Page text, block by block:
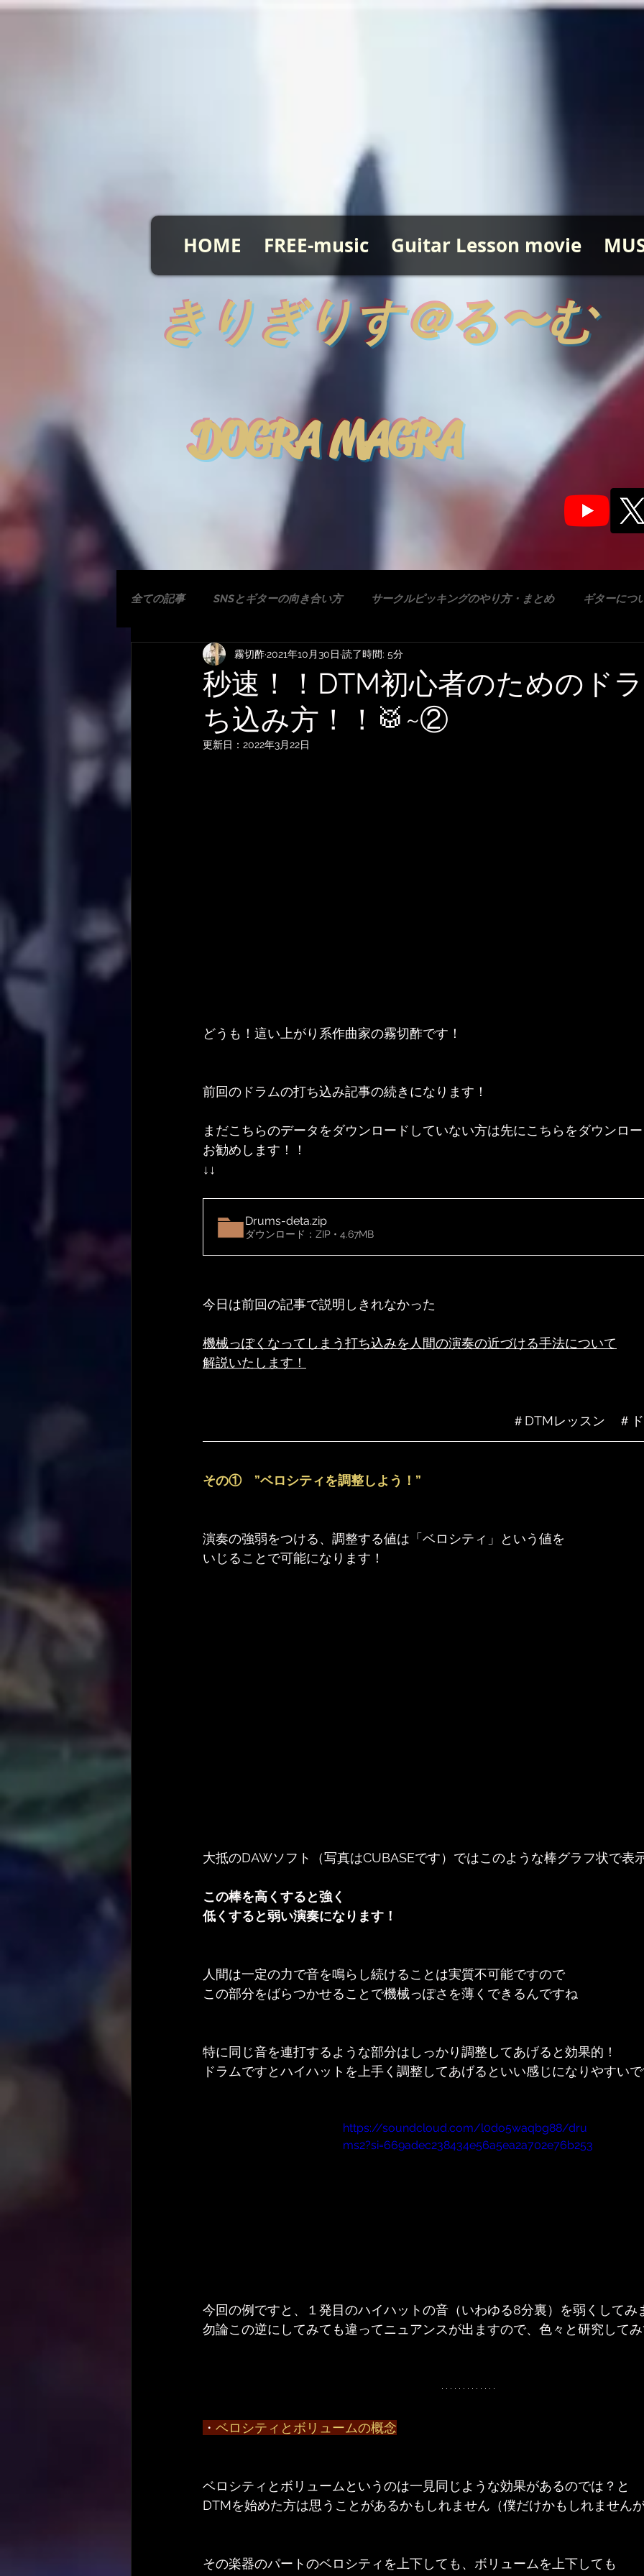
HOME FREE-music Guitar Lesson movie
全ての記事 SNSとギターの向き合い方 サークルピッキングのやり方・まとめ ギターにつ
KEMPERおすすめRig・使い方 SubmitHub
やってみた・活動記録 音楽映画、MV考察
秒速！！DTM初心者のためのド
ち込み方！！🥁~②
霧切酢2021年10月30日 読了時間: 5分
更新日： 2022年3月22日
どうも！這い上がり系作曲家の霧切酢です！
前回のドラムの打ち込み記事の続きになります！
まだこちらのデータをダウンロードしていない方は先にこちらをダウンロ
お勧めします！！
↓↓
Drums-deta.zip
ダウンロード：ZIP • 4.67MB
今日は前回の記事で説明しきれなかった
機械っぽくなってしまう打ち込みを人間の演奏の近づける手法について
解説いたします！
＃DTMレッスン　＃
その①　”ベロシティを調整しよう！”
演奏の強弱をつける、調整する値は「ベロシティ」という値を
いじることで可能になります！
大抵のDAWソフト（写真はCUBASEです）ではこのような棒グラフ状で表
この棒を高くすると強く
低くすると弱い演奏になります！
人間は一定の力で音を鳴らし続けることは実質不可能ですので
この部分をばらつかせることで機械っぽさを薄くできるんですね
特に同じ音を連打するような部分はしっかり調整してあげると効果的！
ドラムですとハイハットを上手く調整してあげるといい感じになりやすい
https://soundcloud.com/l0do5waqbg88/dru
ms2?si=669adec238434e56a5ea2a702e76b253
今回の例ですと、１発目のハイハットの音（いわゆる8分裏）を弱くしてみ
勿論この逆にしてみても違ってニュアンスが出ますので、色々と研究して
・ ベロシティとボリュームの概念
ベロシティとボリュームというのは一見同じような効果があるのでは？と
DTMを始めた方は思うことがあるかもしれません（僕だけかもしれません
その楽器のパートのベロシティを上下しても、ボリュームを上下しても
きりぎりす＠る〜む
DOGRA MAGRA